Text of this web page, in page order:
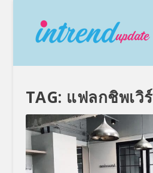
TAG: แฟลกชิพเวิ